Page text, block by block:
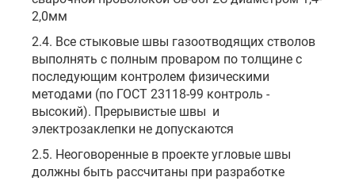
2,0мм
2.4. Все стыковые швы газоотводящих стволов
выполнять с полным проваром по толщине с
последующим контролем физическими
методами (по ГОСТ 23118-99 контроль -
высокий). Прерывистые швы и
электрозаклепки не допускаются
2.5. Неоговоренные в проекте угловые швы
должны быть рассчитаны при разработке